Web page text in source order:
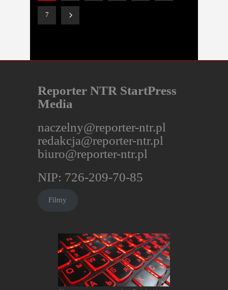
7
Reporter NTR StartPress
Media
naczelny@reporter-ntr.pl
redakcja@reporter-ntr.pl
biuro@reporter-ntr.pl
NIP: 726-209-70-85
Filmy